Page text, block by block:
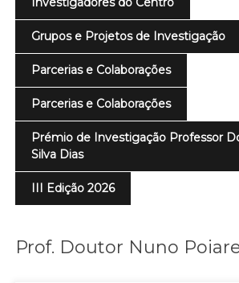
Grupos e Projetos de Investigação
Parcerias e Colaborações
Parcerias e Colaborações
Prémio de Investigação Professor
Silva Dias
III Edição 2026
Prof. Doutor Nuno